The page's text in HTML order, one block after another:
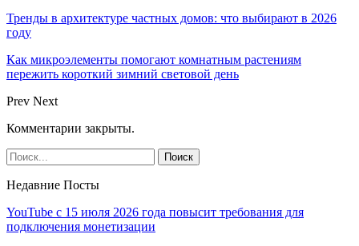
Тренды в архитектуре частных домов: что выбирают в 2026
году
Как микроэлементы помогают комнатным растениям
пережить короткий зимний световой день
Prev Next
Комментарии закрыты.
Недавние Посты
YouTube с 15 июля 2026 года повысит требования для
подключения монетизации